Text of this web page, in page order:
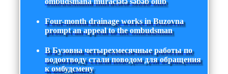
Four-month drainage works in Buzovna
prompt an appeal to the ombudsman
В Бузовна четырехмесячные работы по
водоотводу стали поводом для обращения
к омбудсмену